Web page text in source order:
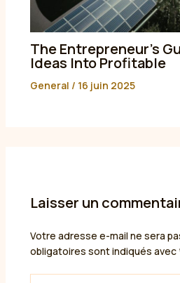
The Entrepreneur’s
Ideas Into Profitable
General / 16 juin 2025
Laisser un
Votre adresse e-mail ne sera
obligatoires sont indiqués avec